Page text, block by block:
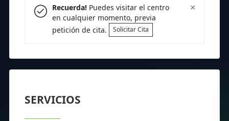
×
Recuerda!Puedes visitar el centro
en cualquier momento, previa
petición de cita.
Solicitar Cita
SERVICIOS